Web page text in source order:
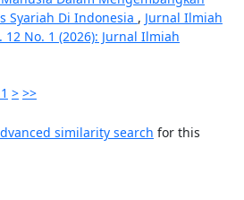
Syariah Di Indonesia , Jurnal Ilmiah
12 No. 1 (2026): Jurnal Ilmiah
> >>
similarity search for this